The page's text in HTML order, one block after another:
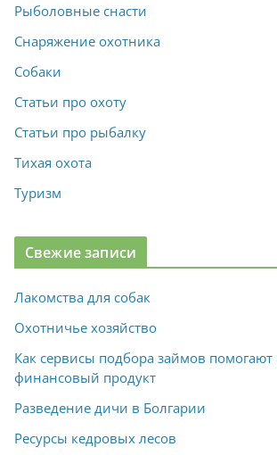
Рыболовные снасти
Снаряжение охотника
Собаки
Статьи про охоту
Статьи про рыбалку
Тихая охота
Туризм
Свежие записи
Лакомства для собак
Охотничье хозяйство
Как сервисы подбора займов помогают
финансовый продукт
Разведение дичи в Болгарии
Ресурсы кедровых лесов